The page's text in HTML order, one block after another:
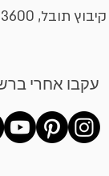
קיבוץ תובל, 2013600
עקבו אחרי